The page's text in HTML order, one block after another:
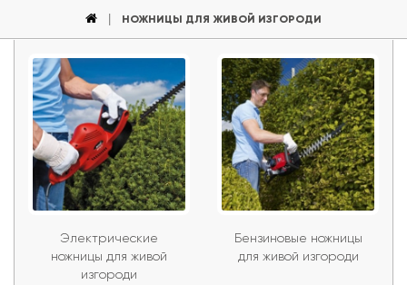
НОЖНИЦЫ ДЛЯ ЖИВОЙ ИЗГОРОДИ
Элек­три­чес­кие
ножницы для живой
из­го­роди
Бен­зи­новые ножницы
для живой из­го­роди